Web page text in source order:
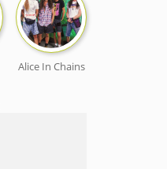
Alice In Chains